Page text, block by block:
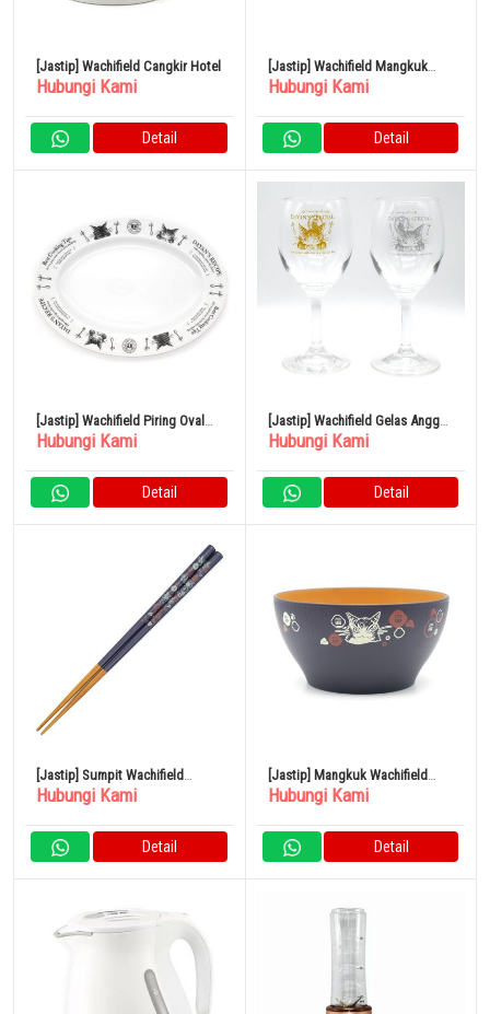
[Jastip] Wachifield Cangkir Hotel
Hubungi Kami
Detail
[Jastip] Wachifield Mangkuk
Hotel
Hubungi Kami
Detail
[Jastip] Wachifield Piring Oval
Hotel
Hubungi Kami
Detail
[Jastip] Wachifield Gelas Anggur
Hotel 2P
Hubungi Kami
Detail
[Jastip] Sumpit Wachifield
Kamelia/Biru Tua
Hubungi Kami
Detail
[Jastip] Mangkuk Wachifield
Kamelia/Biru Tua
Hubungi Kami
Detail